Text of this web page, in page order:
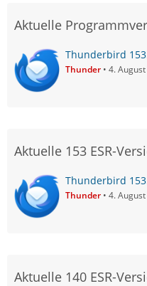
Aktuelle
Thunderbird
Thunder 4.
Aktuelle 153 ESR-
Thunderbird
Thunder 4.
Aktuelle 140 ESR-